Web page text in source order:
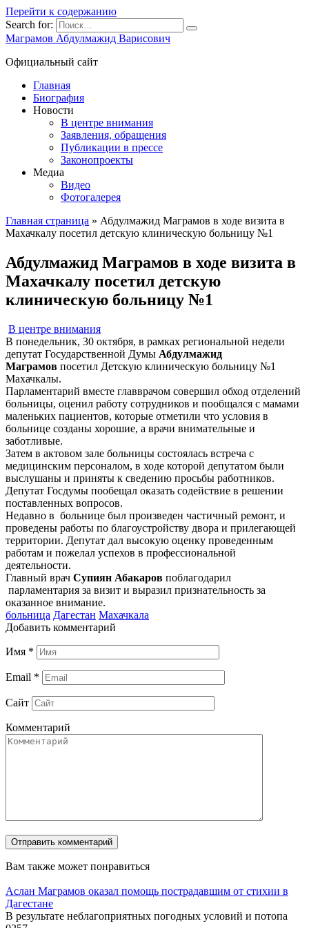
Перейти к содержанию
Search for:
Маграмов Абдулмажид Варисович
Официальный сайт
Главная
Биография
Новости
В центре внимания
Заявления, обращения
Публикации в прессе
Законопроекты
Медиа
Видео
Фотогалерея
Главная страница » Абдулмажид Маграмов в ходе визита в
Махачкалу посетил детскую клиническую больницу №1
Абдулмажид Маграмов в ходе визита в
Махачкалу посетил детскую
клиническую больницу №1
В центре внимания
В понедельник, 30 октября, в рамках региональной недели
депутат Государственной Думы Абдулмажид
Маграмов посетил Детскую клиническую больницу №1
Махачкалы.
Парламентарий вместе главврачом совершил обход отделений
больницы, оценил работу сотрудников и пообщался с мамами
маленьких пациентов, которые отметили что условия в
больнице созданы хорошие, а врачи внимательные и
заботливые.
Затем в актовом зале больницы состоялась встреча с
медицинским персоналом, в ходе которой депутатом были
выслушаны и приняты к сведению просьбы работников.
Депутат Госдумы пообещал оказать содействие в решении
поставленных вопросов.
Недавно в больнице был произведен частичный ремонт, и
проведены работы по благоустройству двора и прилегающей
территории. Депутат дал высокую оценку проведенным
работам и пожелал успехов в профессиональной
деятельности.
Главный врач Супиян Абакаров поблагодарил
парламентария за визит и выразил признательность за
оказанное внимание.
больница Дагестан Махачкала
Добавить комментарий
Имя *
Email *
Сайт
Комментарий
Вам также может понравиться
Аслан Маграмов оказал помощь пострадавшим от стихии в
Дагестане
В результате неблагоприятных погодных условий и потопа